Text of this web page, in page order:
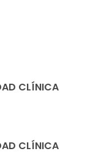
CLÍNICA
CLÍNICA